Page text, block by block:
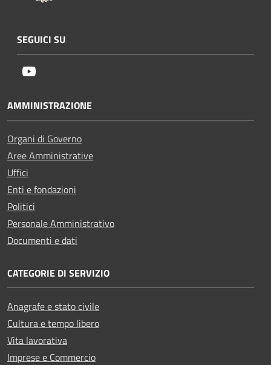
SEGUICI SU
AMMINISTRAZIONE
Organi di Governo
Aree Amministrative
Uffici
Enti e fondazioni
Politici
Personale Amministrativo
Documenti e dati
CATEGORIE DI SERVIZIO
Anagrafe e stato civile
Cultura e tempo libero
Vita lavorativa
Imprese e Commercio